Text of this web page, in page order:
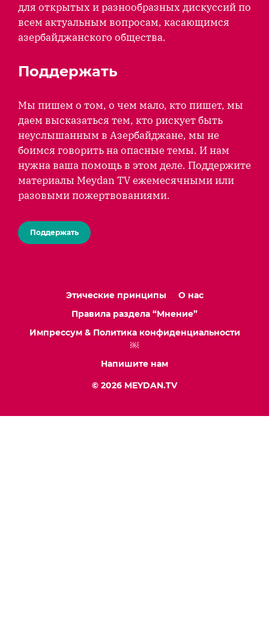
для открытых и разнообразных дискуссий по
всем актуальным вопросам, касающимся
азербайджанского общества.
Поддержать
Мы пишем о том, о чем мало, кто пишет, мы
даем высказаться тем, кто рискует быть
неуслышанным в Азербайджане, мы не
боимся говорить на опасные темы. И нам
нужна ваша помощь в этом деле. Поддержите
материалы Meydan TV ежемесячными или
разовыми пожертвованиями.
Поддержать
Этические принципы
О нас
Правила раздела “Мнение”
Импрессум & Политика конфиденциальности
￼
Напишите нам
© 2026 MEYDAN.TV